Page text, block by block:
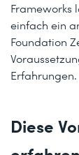
Frameworks
einfach ein
Foundation
Erfahrungen.
Diese